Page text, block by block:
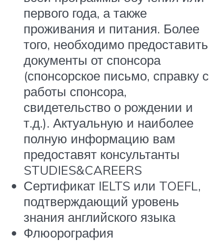
первого года, а также
проживания и питания. Более
того, необходимо предоставить
документы от спонсора
(спонсорское письмо, справку с
работы спонсора,
свидетельство о рождении и
т.д.). Актуальную и наиболее
полную информацию вам
предоставят консультанты
STUDIES&CAREERS
Сертификат IELTS или TOEFL,
подтверждающий уровень
знания английского языка
Флюорография